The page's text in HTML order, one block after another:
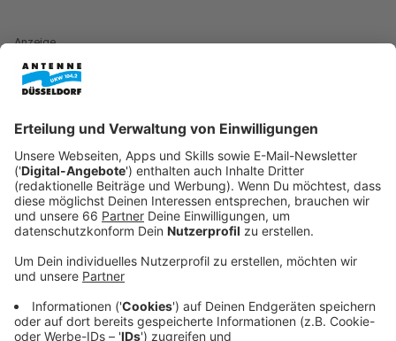
Anzeige
internationalen Publikumsmesse "Spiel'23" werden 935
Aussteller aus 56 Ländern ihre Neuheiten vorstellen.
Thematisch würden dabei Umwelt und Nachhaltigkeit
großgeschrieben, sagte die Geschäftsführerin der
"Spiel Essen", Carol Rapp.
Die bis Sonntag (08.10.) erwarteten mindestens 180
000 Besucherinnen und Besucher könnten sich auch